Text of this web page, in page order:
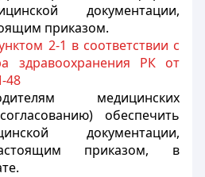
документации,
приказом.
2-1 в соответствии с
здравоохранения РК от
48
медицинских
обеспечить
документации,
приказом, в